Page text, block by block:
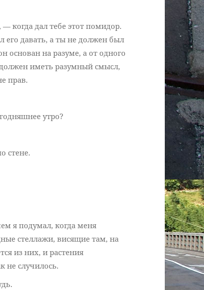
когда дал тебе этот помидор.
давать, а ты не должен был
основан на разуме, а от одного
иметь разумный смысл,
прав.
утро?
стене.
я подумал, когда меня
стеллажи, висящие там, на
из них, и растения
не случилось.